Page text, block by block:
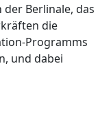
Berlinale, das
die
Programms
und dabei